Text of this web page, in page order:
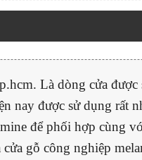
Là dòng cửa
nay được sử dụng rất
để phối hợp cùng
gỗ công nghiệp